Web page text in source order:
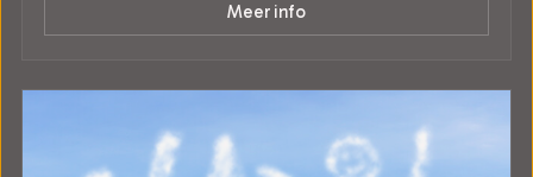
Meer info